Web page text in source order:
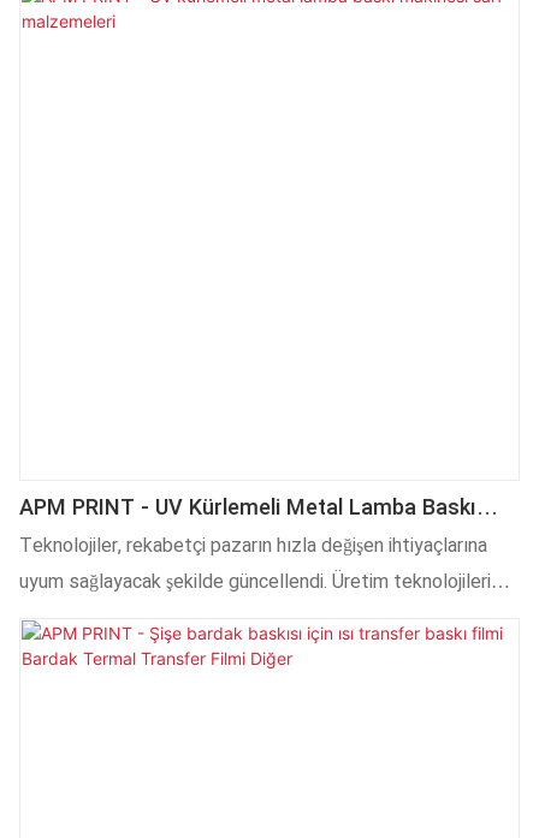
popülerlik kazanmıştır.
APM PRINT - UV Kürlemeli Metal Lamba Baskı
Makinesi Sarf Malzemeleri
Teknolojiler, rekabetçi pazarın hızla değişen ihtiyaçlarına
uyum sağlayacak şekilde güncellendi. Üretim teknolojileri
ilerledikçe, bitmiş UV kürleme metal lambasının
performansı önemli ölçüde iyileştirildi. Bu, Ultraviyole